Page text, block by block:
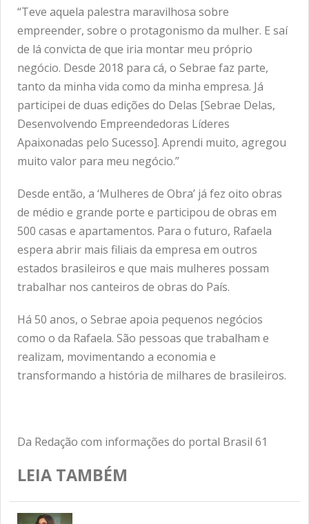
“Teve aquela palestra maravilhosa sobre
empreender, sobre o protagonismo da mulher. E saí
de lá convicta de que iria montar meu próprio
negócio. Desde 2018 para cá, o Sebrae faz parte,
tanto da minha vida como da minha empresa. Já
participei de duas edições do Delas [Sebrae Delas,
Desenvolvendo Empreendedoras Líderes
Apaixonadas pelo Sucesso]. Aprendi muito, agregou
muito valor para meu negócio.”
Desde então, a ‘Mulheres de Obra’ já fez oito obras
de médio e grande porte e participou de obras em
500 casas e apartamentos. Para o futuro, Rafaela
espera abrir mais filiais da empresa em outros
estados brasileiros e que mais mulheres possam
trabalhar nos canteiros de obras do País.
Há 50 anos, o Sebrae apoia pequenos negócios
como o da Rafaela. São pessoas que trabalham e
realizam, movimentando a economia e
transformando a história de milhares de brasileiros.
Da Redação com informações do portal Brasil 61
LEIA TAMBÉM